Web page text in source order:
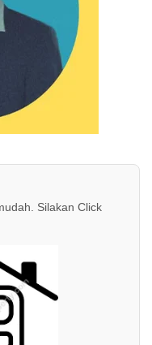
Silakan Click